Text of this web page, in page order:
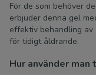
För de som behöver
erbjuder denna gel
effektiv behandling av
för tidigt åldrande.
Hur använder